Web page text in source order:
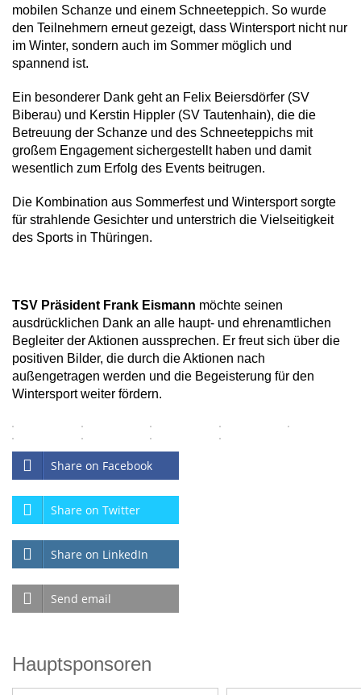
mobilen Schanze und einem Schneeteppich. So wurde
den Teilnehmern erneut gezeigt, dass Wintersport nicht nur
im Winter, sondern auch im Sommer möglich und
spannend ist.
Ein besonderer Dank geht an Felix Beiersdörfer (SV
Biberau) und Kerstin Hippler (SV Tautenhain), die die
Betreuung der Schanze und des Schneeteppichs mit
großem Engagement sichergestellt haben und damit
wesentlich zum Erfolg des Events beitrugen.
Die Kombination aus Sommerfest und Wintersport sorgte
für strahlende Gesichter und unterstrich die Vielseitigkeit
des Sports in Thüringen.
TSV Präsident Frank Eismann möchte seinen
ausdrücklichen Dank an alle haupt- und ehrenamtlichen
Begleiter der Aktionen aussprechen. Er freut sich über die
positiven Bilder, die durch die Aktionen nach
außengetragen werden und die Begeisterung für den
Wintersport weiter fördern.
Share on Facebook
Share on Twitter
Share on LinkedIn
Send email
Hauptsponsoren